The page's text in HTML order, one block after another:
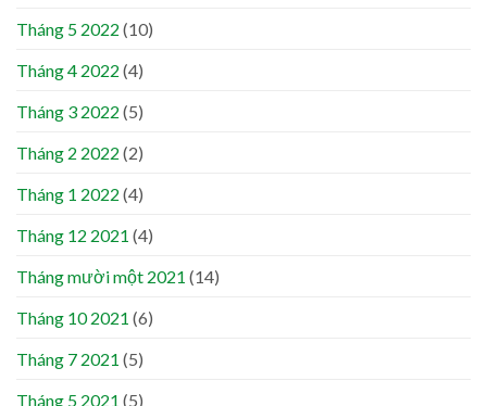
Tháng 5 2022 (10)
Tháng 4 2022 (4)
Tháng 3 2022 (5)
Tháng 2 2022 (2)
Tháng 1 2022 (4)
Tháng 12 2021 (4)
Tháng mười một 2021 (14)
Tháng 10 2021 (6)
Tháng 7 2021 (5)
Tháng 5 2021 (5)